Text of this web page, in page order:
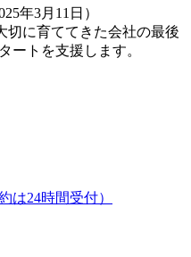
年3月11日）
切に育ててきた会社の最後
ートを支援します。
は24時間受付）